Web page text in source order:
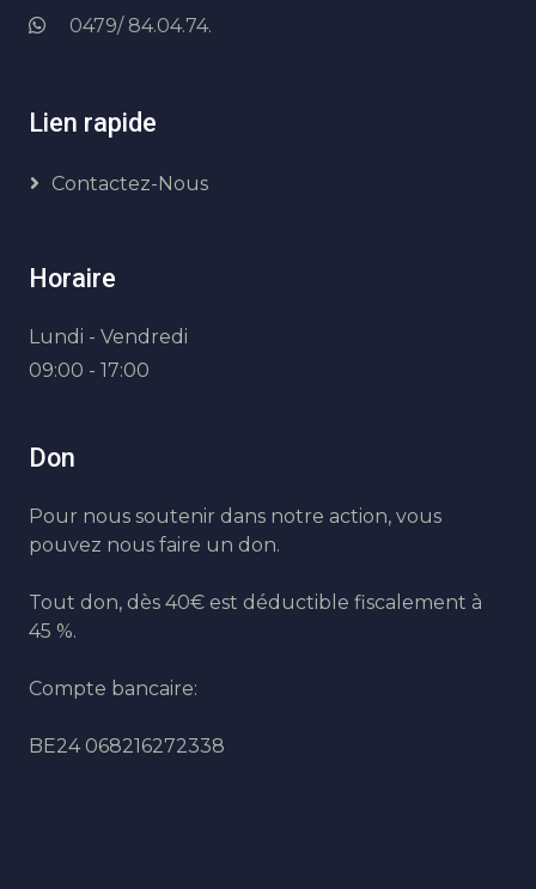
0479/ 84.04.74.
Lien rapide
Contactez-Nous
Horaire
Lundi - Vendredi
09:00 - 17:00
Don
Pour nous soutenir dans notre action, vous
pouvez nous faire un don.
Tout don, dès 40€ est déductible fiscalement à
45 %.
Compte bancaire:
BE24 068216272338